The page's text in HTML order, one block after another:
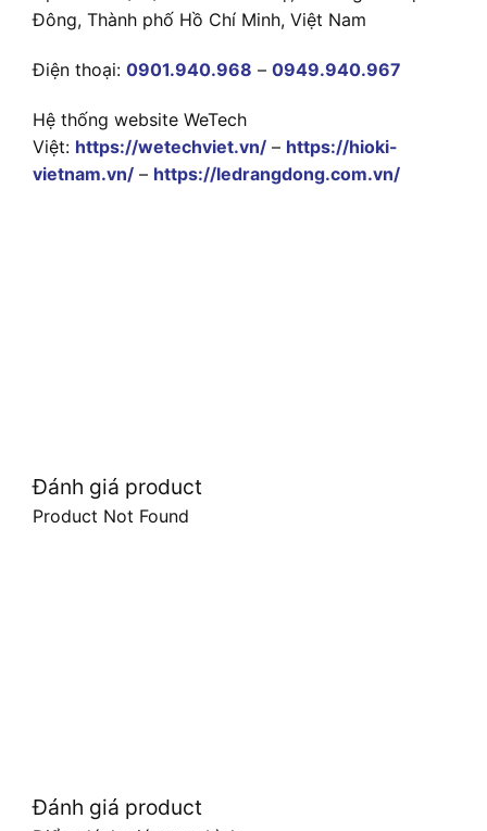
Đông, Thành phố Hồ Chí Minh, Việt Nam
Điện thoại: 0901.940.968 – 0949.940.967
Hệ thống website WeTech
Việt: https://wetechviet.vn/ – https://hioki-
vietnam.vn/ – https://ledrangdong.com.vn/
Đánh giá product
Product Not Found
Đánh giá product